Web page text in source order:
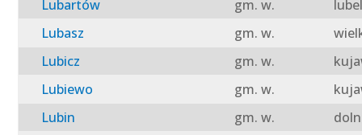
Lubartów gm. w.
Lubasz
gm. w.
Lubicz
gm. w.
Lubiewo
gm. w.
Lubin
gm. w.